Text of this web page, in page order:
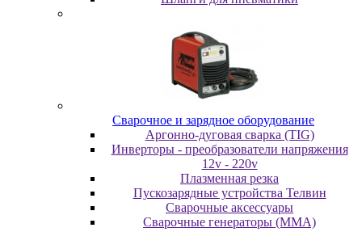
Cвapoчнoe и зарядное оборудование
Аргонно-дуговая сварка (TIG)
Инверторы - преобразователи напряжения
12v - 220v
Плазменная резка
Пускозарядные устройства Телвин
Сварочные аксессуары
Сварочные генераторы (MMA)